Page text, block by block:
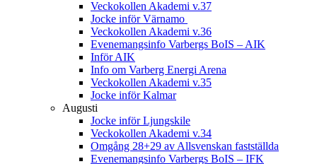
Veckokollen Akademi v.37
Jocke inför Värnamo
Veckokollen Akademi v.36
Evenemangsinfo Varbergs BoIS – AIK
Inför AIK
Info om Varberg Energi Arena
Veckokollen Akademi v.35
Jocke inför Kalmar
Augusti
Jocke inför Ljungskile
Veckokollen Akademi v.34
Omgång 28+29 av Allsvenskan fastställda
Evenemangsinfo Varbergs BoIS – IFK